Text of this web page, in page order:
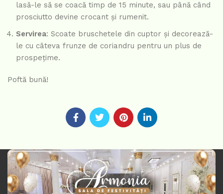
lasă-le să se coacă timp de 15 minute, sau până când
prosciutto devine crocant și rumenit.
Servirea: Scoate bruschetele din cuptor și decorează-
le cu câteva frunze de coriandru pentru un plus de
prospețime.
Poftă bună!